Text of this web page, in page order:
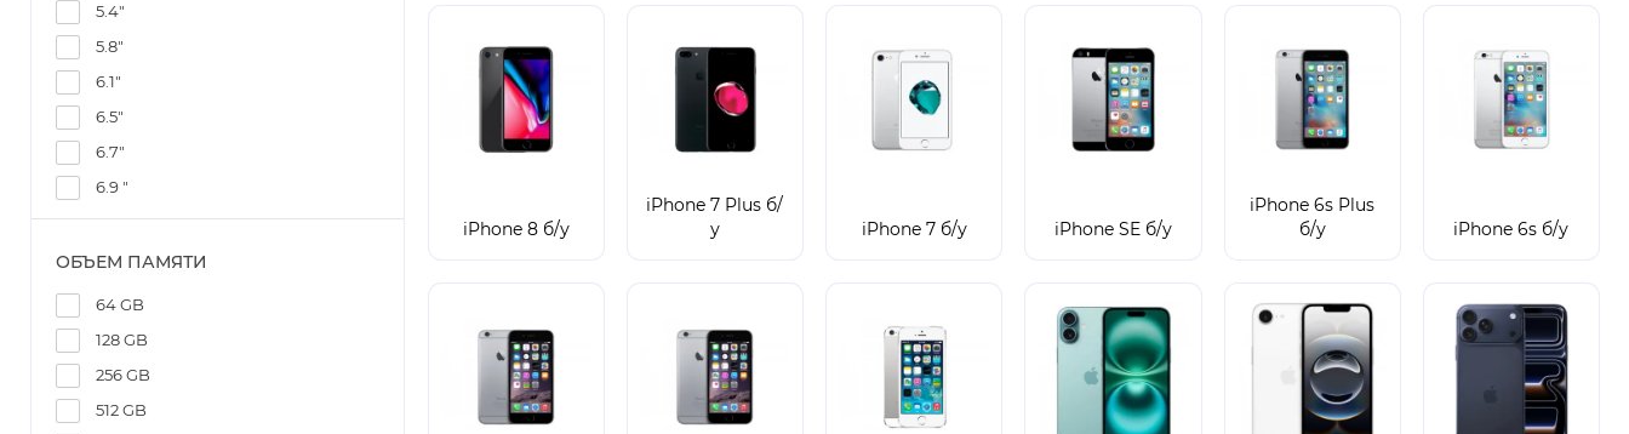
5.4"
5.8"
6.1"
6.5"
6.7"
6.9 "
ОБЪЕМ ПАМЯТИ
64 GB
128 GB
256 GB
512 GB
iPhone 8 б/у
iPhone 7 Plus б/
у
iPhone 7 б/у iPhone SE б/у
iPhone 6s Plus
б/у
iPhone 6s б/у